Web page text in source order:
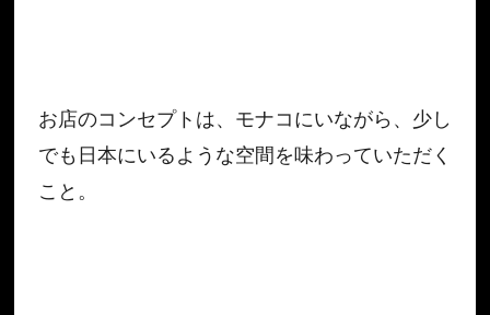
お店のコンセプトは、モナコにいながら、少し
でも日本にいるような空間を味わっていただく
こと。